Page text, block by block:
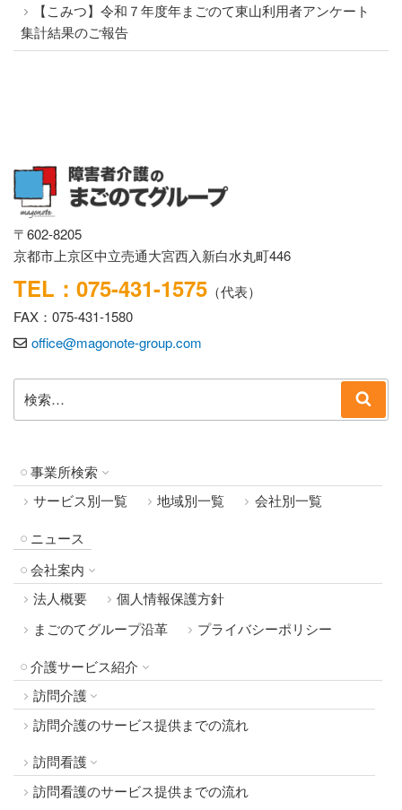
【こみつ】令和７年度年まごのて東山利用者アンケート
集計結果のご報告
〒602-8205
京都市上京区中立売通大宮西入新白水丸町446
TEL：075-431-1575 （代表）
FAX：075-431-1580
office@magonote-group.com
索:
索
事業所検索
サービス別一覧
地域別一覧
会社別一覧
ニュース
会社案内
法人概要
個人情報保護方針
まごのてグループ沿革
プライバシーポリシー
介護サービス紹介
訪問介護
訪問介護のサービス提供までの流れ
訪問看護
訪問看護のサービス提供までの流れ